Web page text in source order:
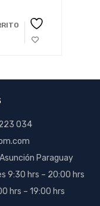
034
Asunción Paraguay
9:30 hrs – 20:00 hrs
hrs – 19:00 hrs